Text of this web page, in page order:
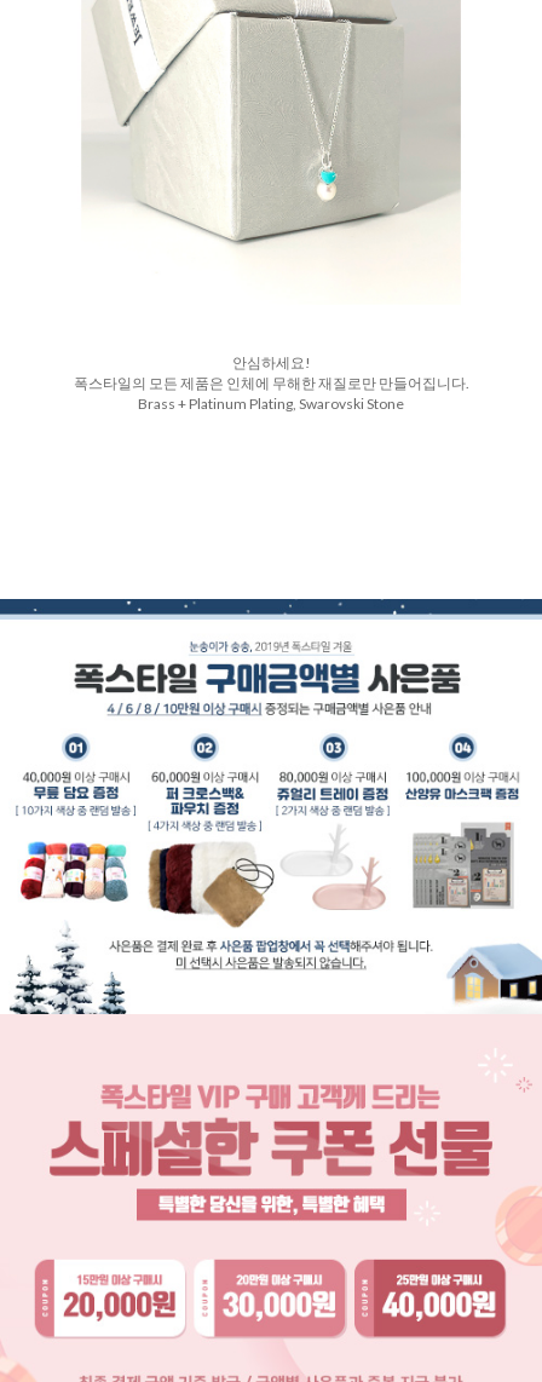
안심하세요!
폭스타일의 모든 제품은 인체에 무해한 재질로만 만들어집니다.
Brass + Platinum Plating, Swarovski Stone